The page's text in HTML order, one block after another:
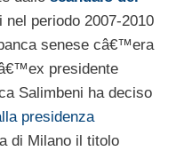
periodo 2007-2010
senese câ€™era
presidente
Salimbeni ha deciso
presidenza
di Milano il titolo